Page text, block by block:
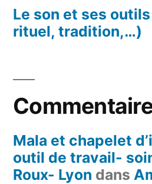
Le son et ses
rituel, tradition,…)
Mala et chapelet
outil de travail-
Roux- Lyon dans